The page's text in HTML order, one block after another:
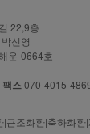
22,9층
박신영
운-0664호
팩스070-4015-
조화환|축하화환